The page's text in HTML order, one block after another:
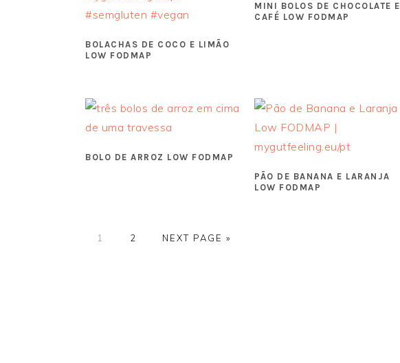
BOLACHAS DE COCO E LIMÃO
LOW FODMAP
MINI BOLOS DE CHOCOLATE E
CAFÉ LOW FODMAP
BOLO DE ARROZ LOW FODMAP
PÃO DE BANANA E LARANJA
LOW FODMAP
GO
1
GO
2
GO
NEXT PAGE »